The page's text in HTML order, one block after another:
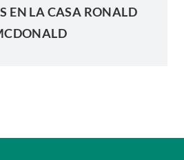
EN LA CASA RONALD